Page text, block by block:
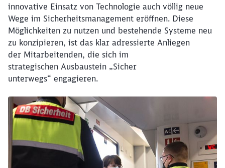
innovative Einsatz von Technologie auch völlig neue
Wege im Sicherheitsmanagement eröffnen. Diese
Möglichkeiten zu nutzen und bestehende Systeme neu
zu konzipieren, ist das klar adressierte Anliegen
der Mitarbeitenden, die sich im
strategischen Ausbaustein „Sicher
unterwegs“ engagieren.